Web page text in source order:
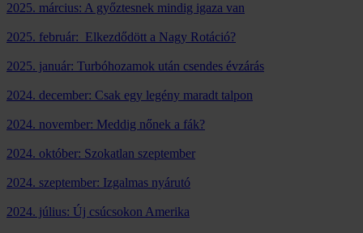
2025. március: A győztesnek mindig igaza van
2025. február: Elkezdődött a Nagy Rotáció?
2025. január: Turbóhozamok után csendes évzárás
2024. december: Csak egy legény maradt talpon
2024. november: Meddig nőnek a fák?
2024. október: Szokatlan szeptember
2024. szeptember: Izgalmas nyárutó
2024. július: Új csúcsokon Amerika